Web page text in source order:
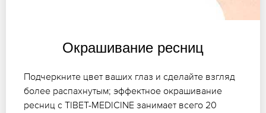
Окрашивание ресниц
Подчеркните цвет ваших глаз и сделайте взгляд
более распахнутым; эффектное окрашивание
ресниц с TIBET-MEDICINE занимает всего 20